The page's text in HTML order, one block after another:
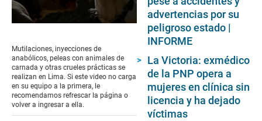
of
11
minutes,
36
seconds
Mutilaciones, inyecciones de
anabólicos, peleas con animales de
carnada y otras crueles prácticas se
realizan en Lima. Si este video no carga
en su equipo a la primera, le
recomendamos refrescar la página o
volver a ingresar a ella.
advertencias por su
peligroso estado |
INFORME
La Victoria: exmédico
de la PNP opera a
mujeres en clínica sin
licencia y ha dejado
víctimas